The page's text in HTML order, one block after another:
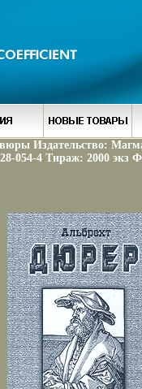
Издательство:
054-4 Тираж: 2000 экз